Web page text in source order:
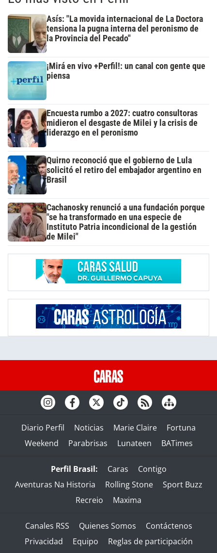
Asís: "La movida internacional de La Doctora
tensiona la pugna interna del peronismo de
la Provincia del Pecado"
¡Mirá en vivo +Perfil!: un canal con gente que
piensa
Encuesta rumbo a 2027: cuatro consultoras
midieron el desgaste de Milei y la crisis de
liderazgo en el peronismo
Quirno reconoció que el gobierno de Lula
solicitó el retiro del embajador argentino en
Brasil
Cachanosky renunció a una fundación porque
"se ha transformado en una especie de
Instituto Patria incondicional de la gestión
de Milei"
Diario Perfil Noticias Marie Claire
Fortuna
Weekend
Parabrisas Lunateen BATimes
Perfil Brasil: Caras
Contigo
Aventuras Na Historia
Rolling Stone
Sport Buzz
Recreio
Maxima
Canales RSS Quienes Somos
Contáctenos
Privacidad
Equipo
Reglas de participación